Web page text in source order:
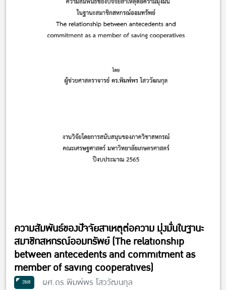
ความสัมพันธ์ของปัจจัยสาเหตุต่อความ มุ่งมั่นในฐานะ
สมาชิกสหกรณ์ออมทรัพย์ (The relationship
between antecedents and commitment as
member of saving cooperatives)
2565 ผศ.ดร.พิมพ์พร โสววัฒนกุล